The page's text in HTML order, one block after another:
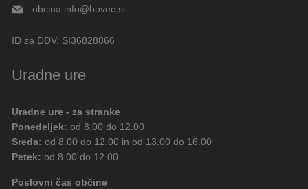
obcina.info@bovec.si
ID za DDV: SI36828866
Uradne ure
Uradne ure - za stranke
Ponedeljek: od 8.00 do 12.00
Sreda: od 8.00 do 12.00 in od 13.00 do 16.00
Petek: od 8.00 do 12.00
Poslovni čas občine